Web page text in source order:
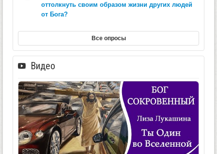
оттолкнуть своим образом жизни других людей
от Бога?
Все опросы
Видео